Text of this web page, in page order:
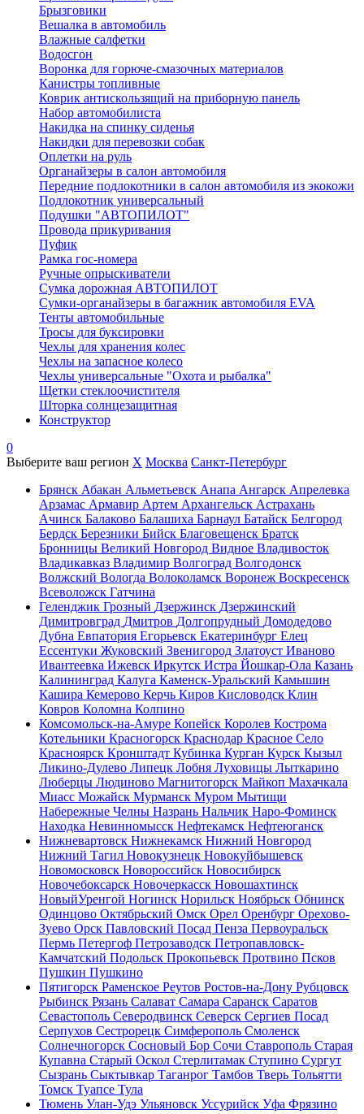
Брызговики
Вешалка в автомобиль
Влажные салфетки
Водосгон
Воронка для горюче-смазочных материалов
Канистры топливные
Коврик антискользящий на приборную панель
Набор автомобилиста
Накидка на спинку сиденья
Накидки для перевозки собак
Оплетки на руль
Органайзеры в салон автомобиля
Передние подлокотники в салон автомобиля из экокожи
Подлокотник универсальный
Подушки "АВТОПИЛОТ"
Провода прикуривания
Пуфик
Рамка гос-номера
Ручные опрыскиватели
Сумка дорожная АВТОПИЛОТ
Сумки-органайзеры в багажник автомобиля EVA
Тенты автомобильные
Тросы для буксировки
Чехлы для хранения колес
Чехлы на запасное колесо
Чехлы универсальные "Охота и рыбалка"
Щетки стеклоочистителя
Шторка солнцезащитная
Конструктор
0
Выберите ваш регион X Москва Санкт-Петербург
Брянск Абакан Альметьевск Анапа Ангарск Апрелевка
Арзамас Армавир Артем Архангельск Астрахань
Ачинск Балаково Балашиха Барнаул Батайск Белгород
Бердск Березники Бийск Благовещенск Братск
Бронницы Великий Новгород Видное Владивосток
Владикавказ Владимир Волгоград Волгодонск
Волжский Вологда Волоколамск Воронеж Воскресенск
Всеволожск Гатчина
Геленджик Грозный Дзержинск Дзержинский
Димитровград Дмитров Долгопрудный Домодедово
Дубна Евпатория Егорьевск Екатеринбург Елец
Ессентуки Жуковский Звенигород Златоуст Иваново
Ивантеевка Ижевск Иркутск Истра Йошкар-Ола Казань
Калининград Калуга Каменск-Уральский Камышин
Кашира Кемерово Керчь Киров Кисловодск Клин
Ковров Коломна Колпино
Комсомольск-на-Амуре Копейск Королев Кострома
Котельники Красногорск Краснодар Красное Село
Красноярск Кронштадт Кубинка Курган Курск Кызыл
Ликино-Дулево Липецк Лобня Луховицы Лыткарино
Люберцы Людиново Магнитогорск Майкоп Махачкала
Миасс Можайск Мурманск Муром Мытищи
Набережные Челны Назрань Нальчик Наро-Фоминск
Находка Невинномысск Нефтекамск Нефтеюганск
Нижневартовск Нижнекамск Нижний Новгород
Нижний Тагил Новокузнецк Новокуйбышевск
Новомосковск Новороссийск Новосибирск
Новочебоксарск Новочеркасск Новошахтинск
НовыйУренгой Ногинск Норильск Ноябрьск Обнинск
Одинцово Октябрьский Омск Орел Оренбург Орехово-
Зуево Орск Павловский Посад Пенза Первоуральск
Пермь Петергоф Петрозаводск Петропавловск-
Камчатский Подольск Прокопьевск Протвино Псков
Пушкин Пушкино
Пятигорск Раменское Реутов Ростов-на-Дону Рубцовск
Рыбинск Рязань Салават Самара Саранск Саратов
Севастополь Северодвинск Северск Сергиев Посад
Серпухов Сестрорецк Симферополь Смоленск
Солнечногорск Сосновый Бор Сочи Ставрополь Старая
Купавна Старый Оскол Стерлитамак Ступино Сургут
Сызрань Сыктывкар Таганрог Тамбов Тверь Тольятти
Томск Туапсе Тула
Тюмень Улан-Удэ Ульяновск Уссурийск Уфа Фрязино